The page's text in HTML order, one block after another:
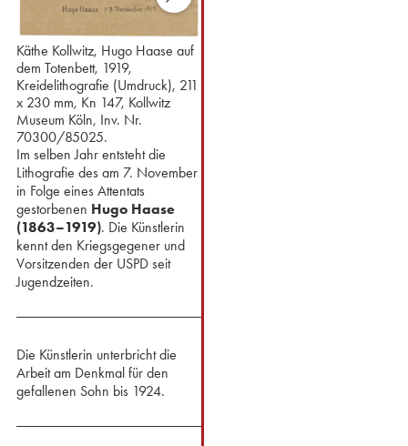
Käthe Kollwitz, Hugo Haase auf
dem Totenbett, 1919,
Kreidelithografie (Umdruck), 211
x 230 mm, Kn 147, Kollwitz
Museum Köln, Inv. Nr.
70300/85025.
Im selben Jahr entsteht⁢ die
Lithografie des am 7. November
in Folge eines Attentats
gestorbenen Hugo Haase
(1863–1919). Die Künstlerin
kennt den Kriegsgegener und
Vorsitzenden der USPD seit
Jugendzeiten.
Die Künstlerin unterbricht die
Arbeit am Denkmal für den
gefallenen Sohn bis 1924.